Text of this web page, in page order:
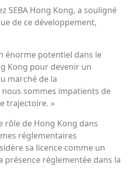
SEBA Hong Kong, a souligné
de ce développement,
énorme potentiel dans le
Kong pour devenir un
marché de la
sommes impatients de
trajectoire. »
rôle de Hong Kong dans
réglementaires
sa licence comme un
présence réglementée dans la